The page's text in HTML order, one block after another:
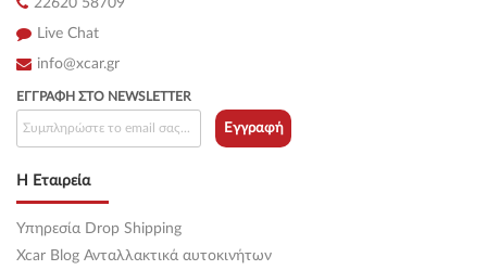
Live Chat
info@xcar.gr
Η Εταιρεία
Υπηρεσία Drop Shipping
Xcar Blog Ανταλλακτικά αυτοκινήτων
ΕΓΓΡΑΦΉ ΣΤΟ NEWSLETTER
Εγγραφή